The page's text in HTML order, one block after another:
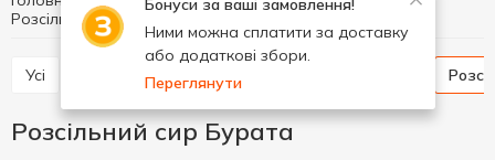
Бонуси за ваші замовлення!
Ними можна сплатити за доставку
або додаткові збори.
Переглянути
Розсільний сир
Розсільний сир Бурата
Усі Твердий і напівтвердий сир
Розсільний сир Бурата